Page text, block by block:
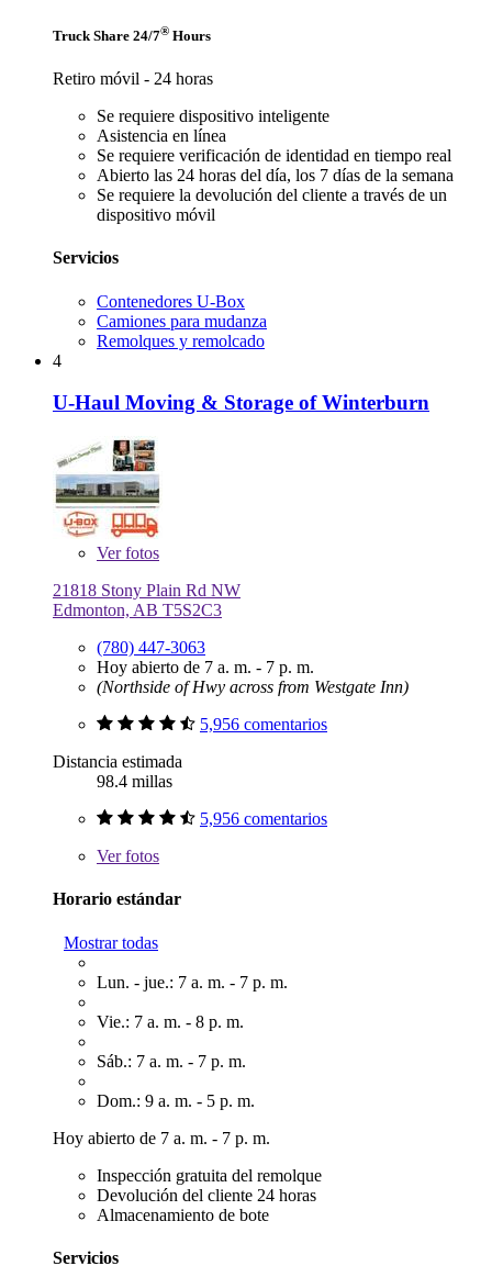
Truck Share 24/7® Hours
Retiro móvil - 24 horas
Se requiere dispositivo inteligente
Asistencia en línea
Se requiere verificación de identidad en tiempo real
Abierto las 24 horas del día, los 7 días de la semana
Se requiere la devolución del cliente a través de un
dispositivo móvil
Servicios
Contenedores U-Box
Camiones para mudanza
Remolques y remolcado
4
U-Haul Moving & Storage of Winterburn
Verfotos
21818 Stony Plain Rd NW
Edmonton, AB T5S2C3
(780) 447-3063
Hoy abierto de 7 a. m. - 7 p. m.
(Northside of Hwy across from Westgate Inn)
5,956 comentarios
Distancia estimada
98.4 millas
5,956 comentarios
Verfotos
Horario estándar
Mostrar todas
Lun. - jue.: 7 a. m. - 7 p. m.
Vie.: 7 a. m. - 8 p. m.
Sáb.: 7 a. m. - 7 p. m.
Dom.: 9 a. m. - 5 p. m.
Hoy abierto de 7 a. m. - 7 p. m.
Inspección gratuita del remolque
Devolución del cliente 24 horas
Almacenamiento de bote
Servicios